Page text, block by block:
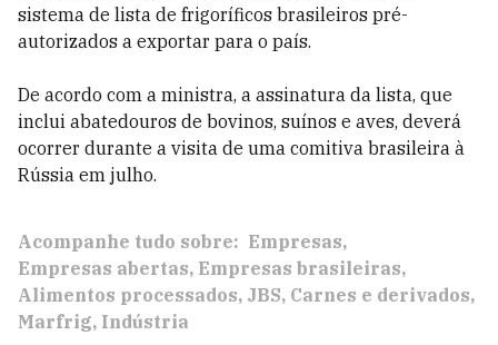
sistema de lista de frigoríficos brasileiros pré-
autorizados a exportar para o país.
De acordo com a ministra, a assinatura da lista, que
inclui abatedouros de bovinos, suínos e aves, deverá
ocorrer durante a visita de uma comitiva brasileira à
Rússia em julho.
Acompanhe tudo sobre: Empresas
Empresas abertas Empresas brasileiras
Alimentos processados JBS Carnes e derivados
Marfrig Indústria